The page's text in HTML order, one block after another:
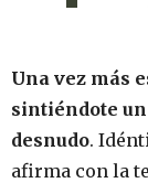
Una vez más
sintiéndote un
desnudo.
afirma con la